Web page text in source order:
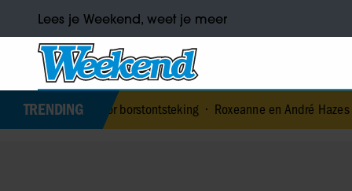
Lees je Weekend, weet je meer
TRENDING
borstontsteking •Roxeanne en André Hazes denken terug